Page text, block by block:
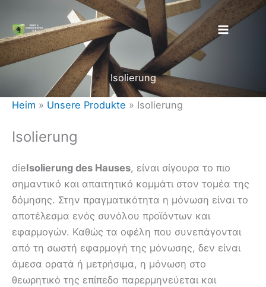
Inhalt
springen
Isolierung
Heim » Unsere Produkte » Isolierung
Isolierung
dieIsolierung des Hauses, είναι σίγουρα το πιο
σημαντικό και απαιτητικό κομμάτι στον τομέα της
δόμησης. Στην πραγματικότητα η μόνωση είναι το
αποτέλεσμα ενός συνόλου προϊόντων και
εφαρμογών. Καθώς τα οφέλη που συνεπάγονται
από τη σωστή εφαρμογή της μόνωσης, δεν είναι
άμεσα ορατά ή μετρήσιμα, η μόνωση στο
θεωρητικό της επίπεδο παρερμηνεύεται και